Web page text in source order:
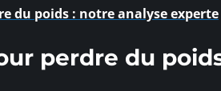
du poids : notre analyse experte
perdre du